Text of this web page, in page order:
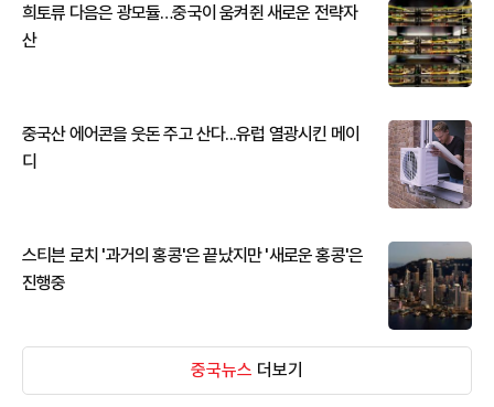
희토류 다음은 광모듈…중국이 움켜쥔 새로운 전략자
산
중국산 에어콘을 웃돈 주고 산다...유럽 열광시킨 메이
디
스티븐 로치 '과거의 홍콩'은 끝났지만 '새로운 홍콩'은
진행중
중국뉴스 더보기